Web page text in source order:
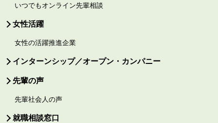
いつでもオンライン先輩相談
女性活躍
女性の活躍推進企業
インターンシップ／オープン・カンパニー
先輩の声
先輩社会人の声
就職相談窓口